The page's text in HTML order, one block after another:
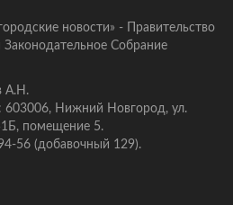
новости» - Правительство
Собрание
А.Н.
603006, Нижний Новгород, ул.
помещение 5.
56 (добавочный 129).